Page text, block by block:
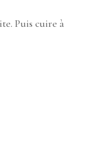
Puis cuire à